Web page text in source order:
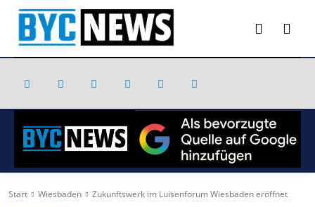
Start Wiesbaden Zukunftswerk im Luisenforum Wiesbaden eröffnet